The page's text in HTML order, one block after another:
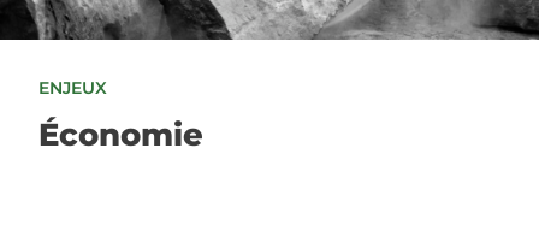
ENJEUX
Économie